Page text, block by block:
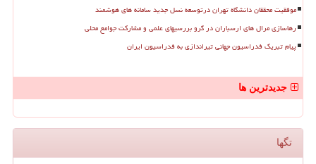
موفقیت محققان دانشگاه تهران درتوسعه نسل جدید سامانه های هوشمند
رهاسازی مرال های ارسباران در گرو بررسیهای علمی و مشارکت جوامع محلی
پیام تبریک فدراسیون جهانی تیراندازی به فدراسیون ایران
جدیدترین ها
تگها